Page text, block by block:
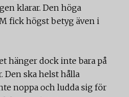
klarar. Den höga
fick högst betyg även i
hänger dock inte bara på
Den ska helst hålla
noppa och ludda sig för